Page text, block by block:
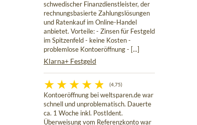
schwedischer Finanzdienstleister, der
rechnungsbasierte Zahlungslösungen
und Ratenkauf im Online-Handel
anbietet. Vorteile: - Zinsen für Festgeld
im Spitzenfeld - keine Kosten -
problemlose Kontoeröffnung - [...]
Klarna+ Festgeld
(4,75)
Kontoeröffnung bei weltsparen.de war
schnell und unproblematisch. Dauerte
ca. 1 Woche inkl. PostIdent.
Überweisung vom Referenzkonto war